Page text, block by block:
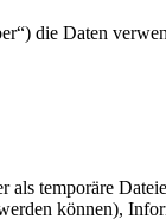
die Daten
temporäre
können),